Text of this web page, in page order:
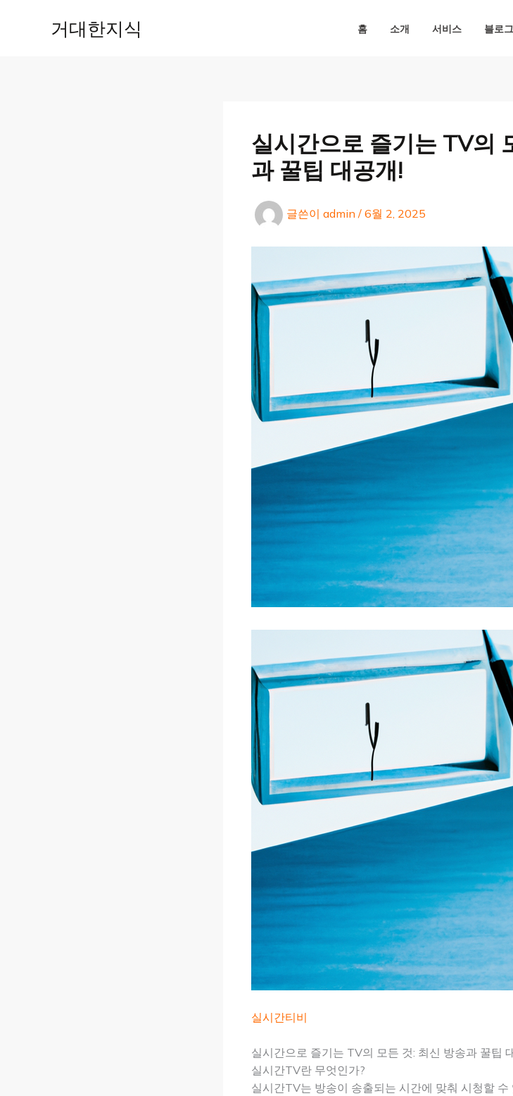
거대한지식 홈 소개 서비스 블로그
실시간으로 즐기는 TV의
과 꿀팁 대공개!
글쓴이 admin / 6월 2, 2025
실시간티비
실시간으로 즐기는 TV의 모든 것: 최신 방송과 꿀팁
실시간TV란 무엇인가?
실시간TV는 방송이 송출되는 시간에 맞춰 시청할